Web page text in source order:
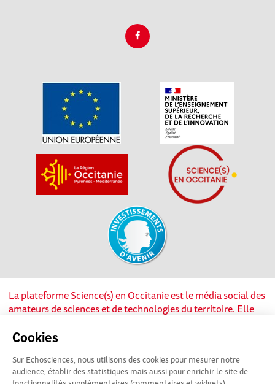
Cookies
Sur Echosciences, nous utilisons des cookies pour mesurer notre
audience, établir des statistiques mais aussi pour enrichir le site de
La plateforme Science(s) en Occitanie est le média social des
amateurs de sciences et de technologies du territoire. Elle
soutien de nombreux acteurs locaux. Ce projet est cofinancé
l’Union européenne via les fonds européen de
développement régional. Science(s) en Occitanie est une